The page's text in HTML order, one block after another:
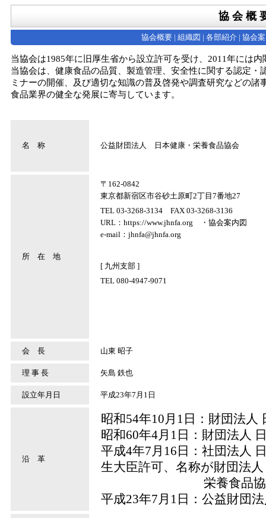
協 会 概
協会概要| 組織図 | 各部紹介| 協会
当協会は1985年に旧厚生省から設立許可を受け、2011年には
当協会は、健康食品の品質、製造管理、安全性に関する認定
ミナーの開催、及び適切な知識の普及啓発や調査研究などの
食品業界の健全な発展に寄与しています。
名 称 公益財団法人 日本健康・栄養食品協会
所 在 地
〒162-0842
東京都新宿区市谷砂土原町2丁目7番地27
TEL 03-3268-3134 FAX 03-3268-3136
URL： https://www.jhnfa.org ・ 協会案内図
e-mail： jhnfa@jhnfa.org
[ 九州支部 ]
TEL 080-4947-9071
会 長 山東 昭子
理 事 長 矢島 鉄也
設立年月日 平成23年7月1日
沿 革
昭和54年10月1日：財団法人
昭和60年4月1日：財団法人
平成4年7月16日：社団法人
生大臣許可、名称が財団法
栄養食品協会
平成23年7月1日：公益財団